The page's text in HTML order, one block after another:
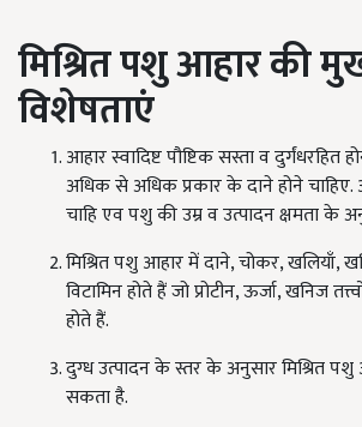
मिश्रित पशु आहार की
विशेषताएं
आहार स्वादिष्ट पौष्टिक सस्ता व दुर्गंधरहित
अधिक से अधिक प्रकार के दाने होने चाहिए.
चाहि एव पशु की उम्र व उत्पादन क्षमता के
मिश्रित पशु आहार में दाने, चोकर, खलियाँ,
विटामिन होते हैं जो प्रोटीन, ऊर्जा, खनिज
होते हैं.
दुग्ध उत्पादन के स्तर के अनुसार मिश्रित
सकता है.